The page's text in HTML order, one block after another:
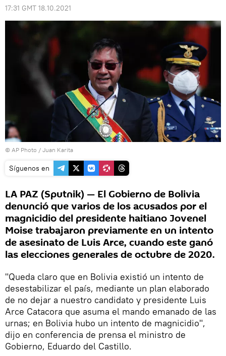
17:31 GMT 18.10.2021
© AP Photo / Juan Karita
Síguenos en
LA PAZ (Sputnik) — El Gobierno de Bolivia
denunció que varios de los acusados por el
magnicidio del presidente haitiano Jovenel
Moise trabajaron previamente en un intento
de asesinato de Luis Arce, cuando este ganó
las elecciones generales de octubre de 2020.
"Queda claro que en Bolivia existió un intento de
desestabilizar el país, mediante un plan elaborado
de no dejar a nuestro candidato y presidente Luis
Arce Catacora que asuma el mando emanado de las
urnas; en Bolivia hubo un intento de magnicidio",
dijo en conferencia de prensa el ministro de
Gobierno, Eduardo del Castillo.